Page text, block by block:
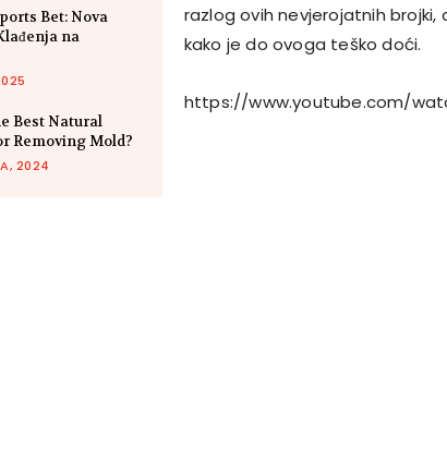
Bet: Nova
na
Best Natural
Removing Mold?
2024
razlog ovih nevjerojatnih
kako je do ovoga teško doći.
https://www.youtube.com/